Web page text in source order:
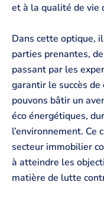
et à la qualité de vie
Dans cette optique,
parties prenantes,
passant par les
garantir le succès
pouvons bâtir un
éco énergétiques,
l’environnement. Ce
secteur immobilier
à atteindre les
matière de lutte